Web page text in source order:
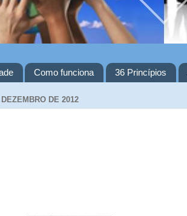
Como funciona 36 Princípios
DE 2012